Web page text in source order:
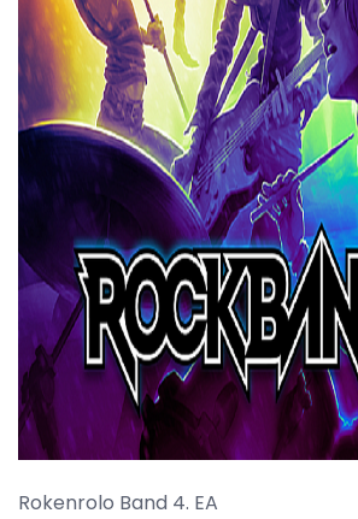
ad
Rokenrolo Band 4. EA